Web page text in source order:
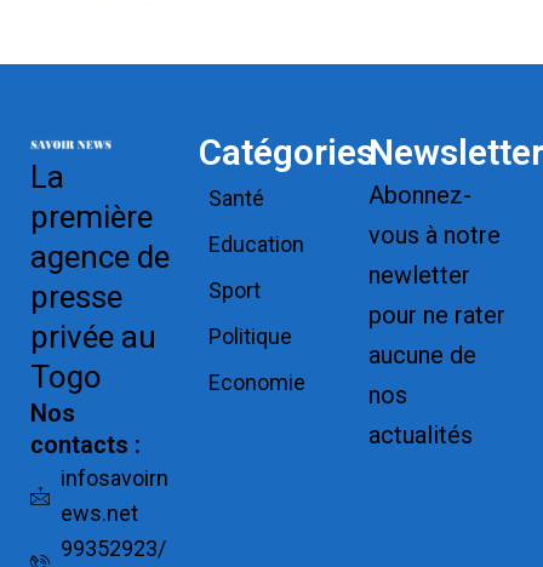
La
première
agence de
presse
privée au
Togo
Nos
contacts :
infosavoirn
ews.net
99352923/
Catégories
Santé
Education
Sport
Politique
Economie
Newsletter
Abonnez-
vous à notre
newletter
pour ne rater
aucune de
nos
actualités